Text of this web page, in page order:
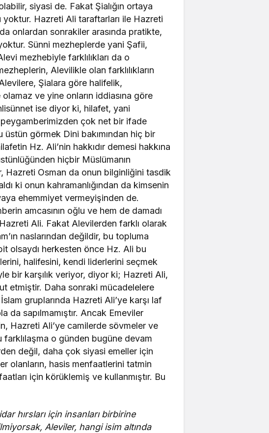
siyasi de. Fakat Şialığın ortaya
yoktur. Hazreti Ali taraftarları ile Hazreti
onlardan sonrakiler arasında pratikte,
Sünni mezheplerde yani Şafii,
mezhebiyle farklılıkları da o
Alevilikle olan farklılıkların
Şialara göre halifelik,
ve yine onların iddiasına göre
ise diyor ki, hilafet, yani
çok net bir ifade
görmek Dini bakımından hiç bir
Hz. Ali’nin hakkıdır demesi hakkına
hiçbir Müslümanın
Hazreti Osman da onun bilginliğini tasdik
ki onun kahramanlığından da kimsenin
ehemmiyet vermeyişinden de.
amcasının oğlu ve hem de damadı
Ali. Fakat Alevilerden farklı olarak
naslarından değildir, bu topluma
olsaydı herkesten önce Hz. Ali bu
halifesini, kendi liderlerini seçmek
bir karşılık veriyor, diyor ki; Hazreti Ali,
etmiştir. Daha sonraki mücadelelere
gruplarında Hazreti Ali’ye karşı laf
da sapılmamıştır. Ancak Emeviler
Hazreti Ali’ye camilerde sövmeler ve
o günden bugüne devam
değil, daha çok siyasi emeller için
olanların, hasis menfaatlerini tatmin
için körüklemiş ve kullanmıştır. Bu
hırsları için insanları birbirine
Aleviler, hangi isim altında